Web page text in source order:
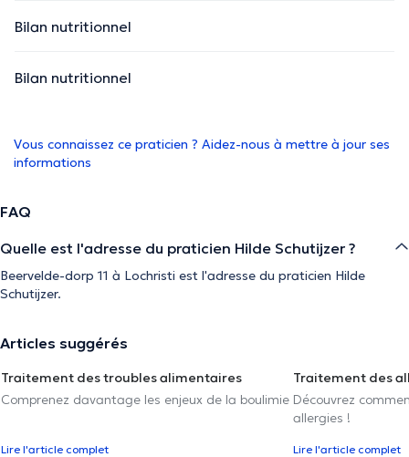
Bilan nutritionnel
Bilan nutritionnel
Vous connaissez ce praticien ? Aidez-nous à mettre à jour ses
informations
FAQ
Quelle est l'adresse du praticien Hilde Schutijzer ?
Beervelde-dorp 11 à Lochristi est l'adresse du praticien Hilde
Schutijzer.
Articles suggérés
Traitement des troubles alimentaires
Comprenez davantage les enjeux de la boulimie
Lire l'article complet
Traitement des
Découvrez
allergies !
Lire l'article complet